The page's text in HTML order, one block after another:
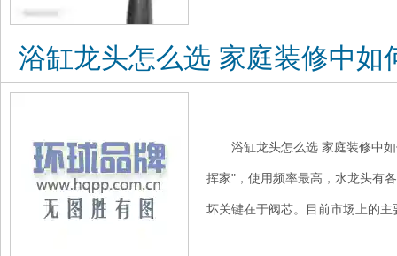
浴缸龙头怎么选 家庭装修中如
浴缸龙头怎么选 家庭装修中
挥家"，使用频率最高，水龙头有
坏关键在于阀芯。目前市场上的主